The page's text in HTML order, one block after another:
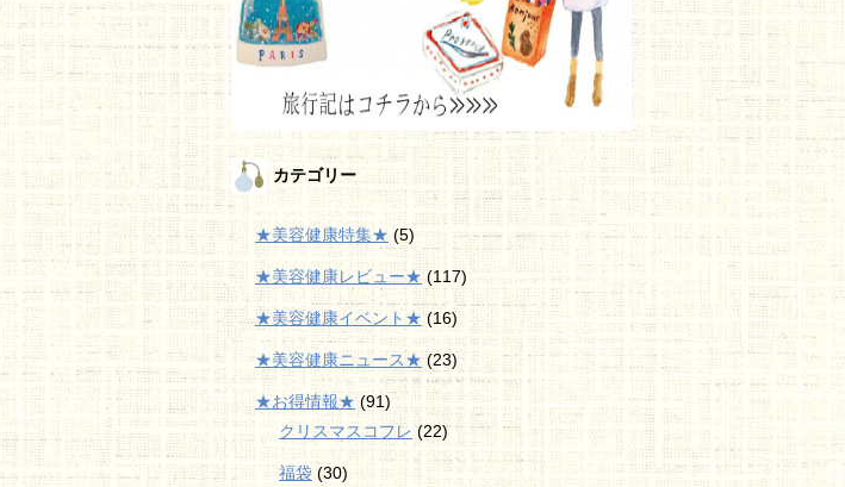
カテゴリー
★美容健康特集★ (5)
★美容健康レビュー★ (117)
★美容健康イベント★ (16)
★美容健康ニュース★ (23)
★お得情報★ (91)
クリスマスコフレ(22)
福袋 (30)